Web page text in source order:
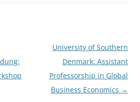
University of Southern
Denmark: Assistant
Professorship in Global
Business Economics →